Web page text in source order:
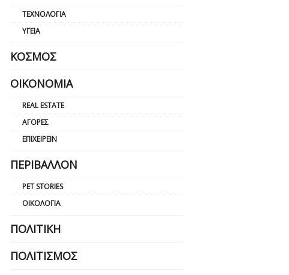
ΤΕΧΝΟΛΟΓΊΑ
ΥΓΕΊΑ
ΚΌΣΜΟΣ
ΟΙΚΟΝΟΜΊΑ
REAL ESTATE
ΑΓΟΡΈΣ
ΕΠΙΧΕΙΡΕΊΝ
ΠΕΡΙΒΆΛΛΟΝ
PET STORIES
ΟΙΚΟΛΟΓΊΑ
ΠΟΛΙΤΙΚΉ
ΠΟΛΙΤΙΣΜΌΣ